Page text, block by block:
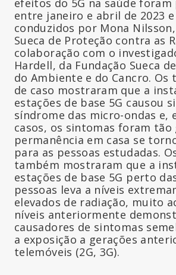
entre janeiro e abril de 2023
conduzidos por Mona
Sueca de Proteção contra as
colaboração com o
Hardell, da Fundação Sueca
do Ambiente e do Cancro. Os
de caso mostraram que a
estações de base 5G causou
síndrome das micro-ondas e,
casos, os sintomas foram tão
permanência em casa se
para as pessoas estudadas.
também mostraram que a
estações de base 5G perto
pessoas leva a níveis
elevados de radiação, muito
níveis anteriormente
causadores de sintomas
a exposição a gerações
telemóveis (2G, 3G).